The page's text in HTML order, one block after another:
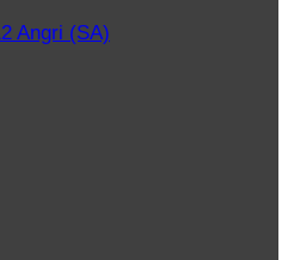
Angri (SA)